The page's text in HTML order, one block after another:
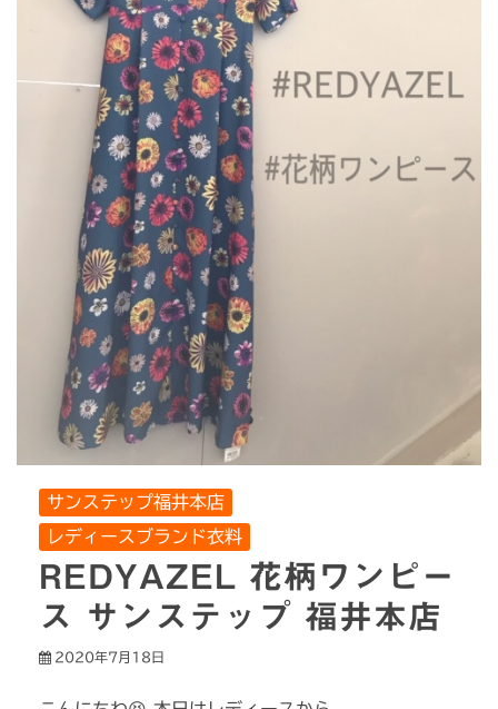
サンステップ福井本店
レディースブランド衣料
REDYAZEL 花柄ワンピー
ス サンステップ 福井本店
2020年7月18日